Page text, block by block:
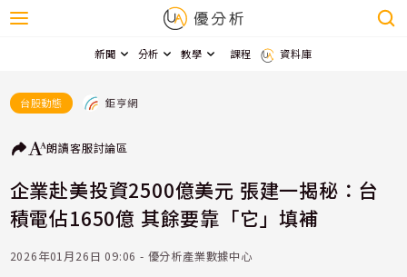
新聞 分析 教學 課程 資料庫
台股動態 鉅亨網
朗讀客服討論區
企業赴美投資2500億美元 張建一揭秘：台
積電佔1650億 其餘要靠「它」填補
2026年01月26日 09:06 - 優分析產業數據中心